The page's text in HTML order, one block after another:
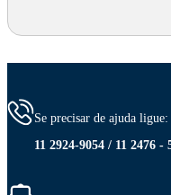
Se precisar de ajuda ligue:
11 2924-9054 / 11 2476 -